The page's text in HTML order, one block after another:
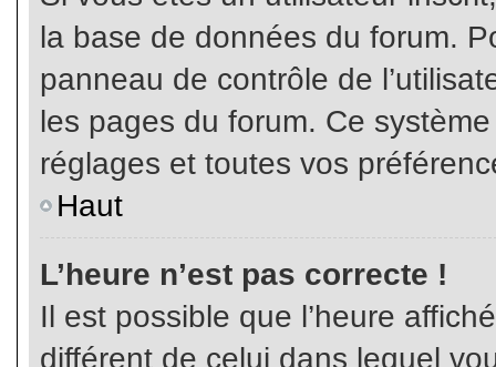
la base de données du forum.
panneau de contrôle de
les pages du forum. Ce
réglages et toutes vos
Haut
L’heure n’est pas correcte !
Il est possible que l’heure
différent de celui dans lequel